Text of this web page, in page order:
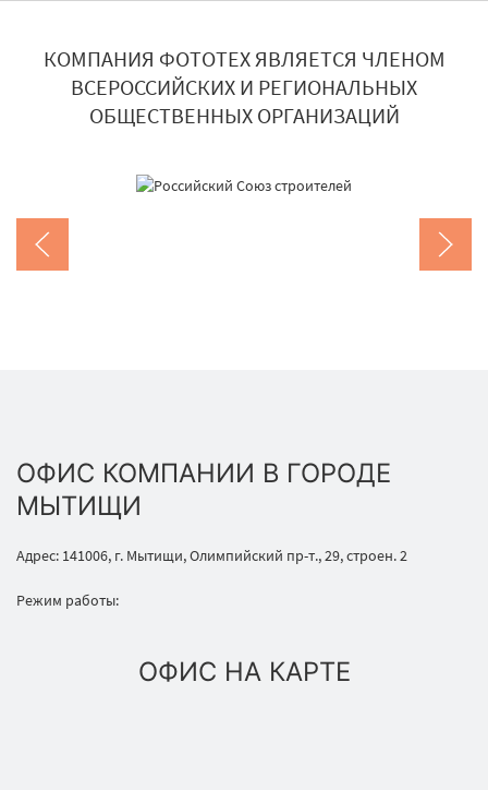
КОМПАНИЯ ФОТОТЕХ ЯВЛЯЕТСЯ ЧЛЕНОМ
ВСЕРОССИЙСКИХ И РЕГИОНАЛЬНЫХ
ОБЩЕСТВЕННЫХ ОРГАНИЗАЦИЙ
ОФИС КОМПАНИИ В ГОРОДЕ
МЫТИЩИ
Адрес: 141006, г. Мытищи, Олимпийский пр-т., 29, строен. 2
Режим работы:
ОФИС НА КАРТЕ